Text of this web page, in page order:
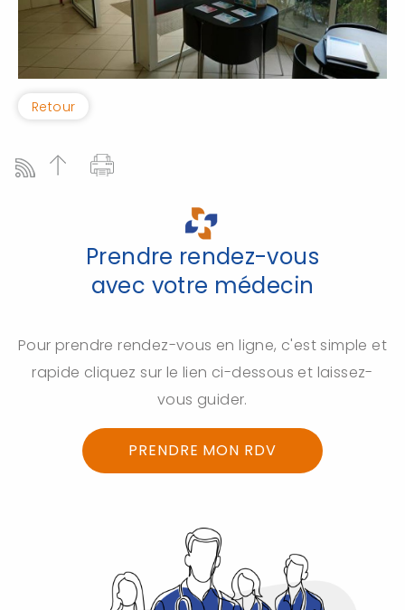
Retour
Prendre rendez-vous
avec votre médecin
Pour prendre rendez-vous en ligne, c'est simple et
rapide cliquez sur le lien ci-dessous et laissez-
vous guider.
PRENDRE MON RDV